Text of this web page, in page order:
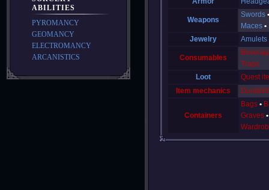
Weapons
Swords
Maces
Jewelry
Amulets
Consumables
Traps
Loot
Quest
Item mechanics
Containers
Bags
Graves
ABILITIES
PYROMANCY
GEOMANCY
ELECTROMANCY
ARCANISTICS